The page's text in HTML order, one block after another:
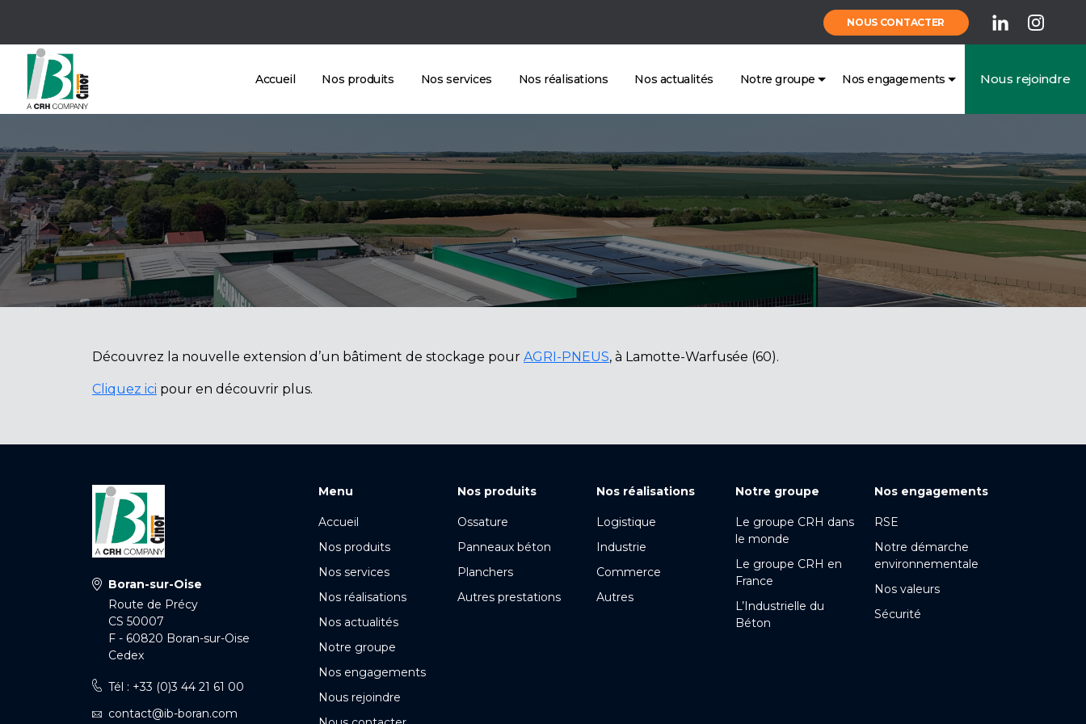
NOUS CONTACTER
Accueil Nos produits Nos services Nos réalisations Nos actualités Notre groupe Nos engagements Nous rejoindre
Découvrez la nouvelle extension d’un bâtiment de stockage pour AGRI-PNEUS, à Lamotte-Warfusée (60).
Cliquez ici pour en découvrir plus.
Boran-sur-Oise
Route de Précy
CS 50007
F - 60820 Boran-sur-Oise
Cedex
Tél : +33 (0)3 44 21 61 00
contact@ib-boran.com
Menu
Accueil
Nos produits
Nos services
Nos réalisations
Nos actualités
Notre groupe
Nos engagements
Nous rejoindre
Nos produits
Ossature
Panneaux béton
Planchers
Autres prestations
Nos réalisations
Logistique
Industrie
Commerce
Autres
Notre groupe
Le groupe CRH dans
le monde
Le groupe CRH en
France
L’Industrielle du
Béton
Nos engagements
RSE
Notre démarche
environnementale
Nos valeurs
Sécurité